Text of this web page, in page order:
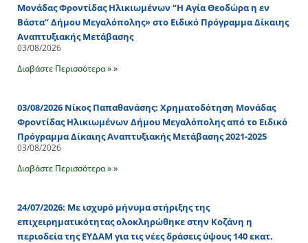
Μονάδας Φροντίδας Ηλικιωμένων “Η Αγία Θεοδώρα η εν
Βάστα” Δήμου Μεγαλόπολης» στο Ειδικό Πρόγραμμα Δίκαιης
Αναπτυξιακής Μετάβασης
03/08/2026
Διαβάστε Περισσότερα » »
03/08/2026 Νίκος Παπαθανάσης: Χρηματοδότηση Μονάδας
Φροντίδας Ηλικιωμένων Δήμου Μεγαλόπολης από το Ειδικό
Πρόγραμμα Δίκαιης Αναπτυξιακής Μετάβασης 2021-2025
03/08/2026
Διαβάστε Περισσότερα » »
24/07/2026: Με ισχυρό μήνυμα στήριξης της
επιχειρηματικότητας ολοκληρώθηκε στην Κοζάνη η
περιοδεία της ΕΥΔΑΜ για τις νέες δράσεις ύψους 140 εκατ.